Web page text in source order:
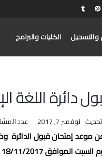
والتسجيل الكليات والبرامج
دائرة اللغة
نوفمبر 7, 2017 عدد
18/11/2017 من الساعة 12:00-2:00